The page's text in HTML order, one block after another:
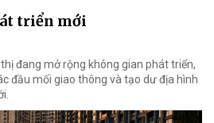
triển mới
đang mở rộng không gian phát triển,
đầu mối giao thông và tạo dư địa hình